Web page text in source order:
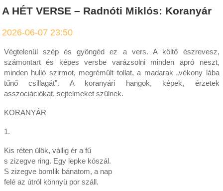
A HÉT VERSE – Radnóti Miklós: Koranyár
2026-06-07 23:50
Végtelenül szép és gyöngéd ez a vers. A költő észrevesz,
számontart és képes versbe varázsolni minden apró neszt,
minden hulló szirmot, megrémült tollat, a madarak „vékony lába
tűnő csillagát”. A koranyári hangok, képek, érzetek
asszociációkat, sejtelmeket szülnek.
KORANYÁR
1.
Kis réten ülök, vállig ér a fű
s zizegve ring. Egy lepke kószál.
S zizegve bomlik bánatom, a nap
felé az útról könnyü por száll.